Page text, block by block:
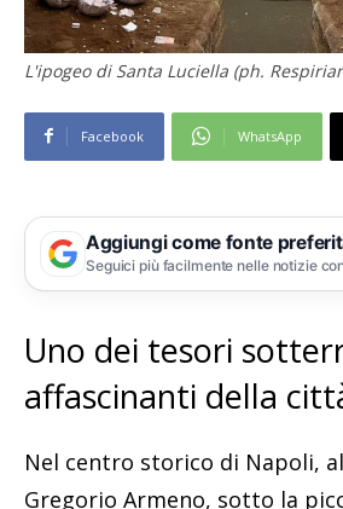
L'ipogeo di Santa Luciella (ph.
Facebook WhatsApp
Aggiungi come fonte
Seguici più facilmente nelle notizie
Uno dei tesori
affascinanti della
Nel centro storico di Napoli,
Gregorio Armeno, sotto la